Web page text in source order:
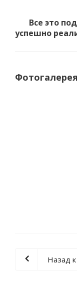
Все это
успешно
Фотогалерея
Назад к